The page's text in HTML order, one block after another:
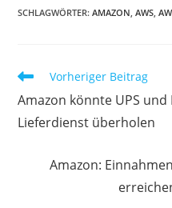
SCHLAGWÖRTER:AMAZON, AWS,
Vorheriger Beitrag
Amazon könnte UPS und
Lieferdienst überholen
Amazon: